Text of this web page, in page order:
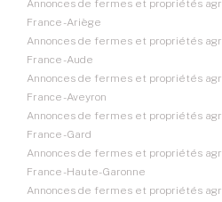
Annonces de fermes et propriétés
France - Ariège
Annonces de fermes et propriétés
France - Aude
Annonces de fermes et propriétés
France - Aveyron
Annonces de fermes et propriétés
France - Gard
Annonces de fermes et propriétés
France - Haute-Garonne
Annonces de fermes et propriétés